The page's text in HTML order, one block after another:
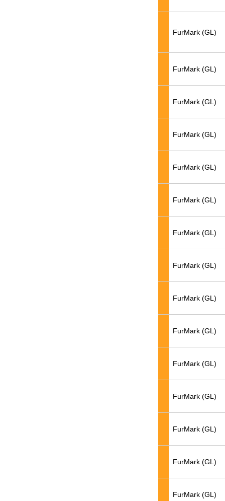
FurMark (GL)
FurMark (GL)
FurMark (GL)
FurMark (GL)
FurMark (GL)
FurMark (GL)
FurMark (GL)
FurMark (GL)
FurMark (GL)
FurMark (GL)
FurMark (GL)
FurMark (GL)
FurMark (GL)
FurMark (GL)
FurMark (GL)